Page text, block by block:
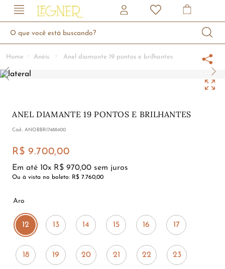
Anéis Anel diamante 19 pontos e brilhantes
ANEL DIAMANTE 19 PONTOS E BRILHANTES
: ANOBBRI7488400
R$ 9.700,00
Em até 10x R$ 970,00 sem juros
Ou à vista no boleto: R$ 7.760,00
Aro
12 13 14 15 16 17
18 19 20 21 22 23